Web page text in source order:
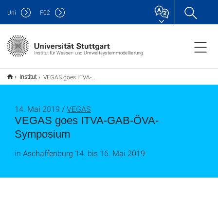
Institut für Wasser- und Umweltsystemmodellierung
Uni F02
Institut VEGAS goes ITVA-GAB-ÖVA-Symposium
VEGAS goes ITVA-GAB-ÖVA-
Symposium
14. Mai 2019 /VEGAS
in Aschaffenburg 14. bis 16. Mai 2019